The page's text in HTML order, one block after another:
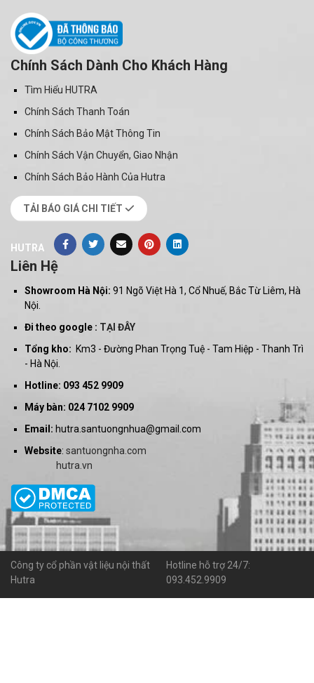
Chính Sách Dành Cho Khách Hàng
Tìm Hiểu HUTRA
Chính Sách Thanh Toán
Chính Sách Bảo Mật Thông Tin
Chính Sách Vận Chuyển, Giao Nhận
Chính Sách Bảo Hành Của Hutra
TẢI BÁO GIÁ CHI TIẾT
HUTRA
Liên Hệ
Showroom Hà Nội: 91 Ngõ Việt Hà 1, Cổ Nhuế, Bắc Từ Liêm, Hà
Nội.
Đi theo google : TẠI ĐÂY
Tổng kho: Km3 - Đường Phan Trọng Tuệ - Tam Hiệp - Thanh Trì
- Hà Nội.
Hotline: 093 452 9909
Máy bàn: 024 7102 9909
Email: hutra.santuongnhua@gmail.com
Website: santuongnha.com
hutra.vn
Công ty cổ phần vật liệu nội thất
Hutra
Hotline hỗ trợ 24/7:
093.452.9909